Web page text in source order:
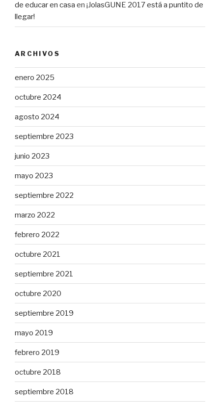
de educar en casa en ¡JolasGUNE 2017 está a puntito de
llegar!
ARCHIVOS
enero 2025
octubre 2024
agosto 2024
septiembre 2023
junio 2023
mayo 2023
septiembre 2022
marzo 2022
febrero 2022
octubre 2021
septiembre 2021
octubre 2020
septiembre 2019
mayo 2019
febrero 2019
octubre 2018
septiembre 2018